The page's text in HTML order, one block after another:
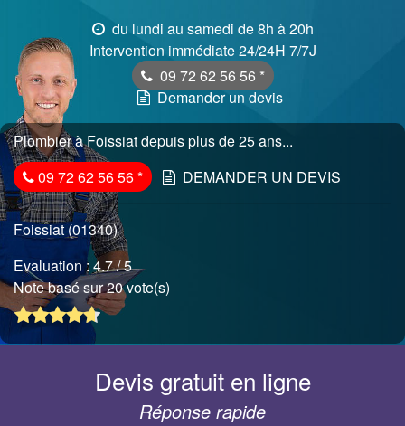
du lundi au samedi de 8h à 20h
Intervention immédiate 24/24H 7/7J
09 72 62 56 56 *
Demander un devis
Plombier à Foissiat depuis plus de 25 ans...
09 72 62 56 56* DEMANDER UN DEVIS
Foissiat (01340)
Evaluation :4.7/ 5
Note basé sur 20 vote(s)
Devis gratuit en ligne
Réponse rapide